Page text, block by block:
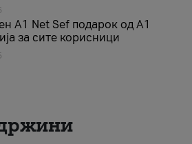
A1 Net Sеf подарок од А1
за сите корисници